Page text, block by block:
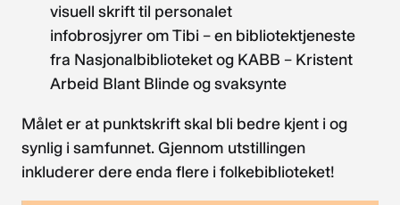
visuell skrift til personalet
infobrosjyrer om Tibi – en bibliotektjeneste
fra Nasjonalbiblioteket og KABB – Kristent
Arbeid Blant Blinde og svaksynte
Målet er at punktskrift skal bli bedre kjent i og
synlig i samfunnet. Gjennom utstillingen
inkluderer dere enda flere i folkebiblioteket!